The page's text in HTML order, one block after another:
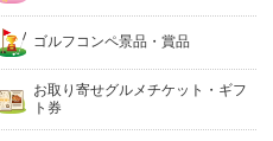
ゴルフコンペ景品・賞品
お取り寄せグルメチケット・ギフ
ト券